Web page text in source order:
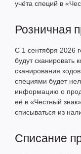
учёта специй в
Розничная
С 1 сентября 2026
будут сканировать
сканирования
специями будет
информацию о
её в «Честный
списываться из
Списание